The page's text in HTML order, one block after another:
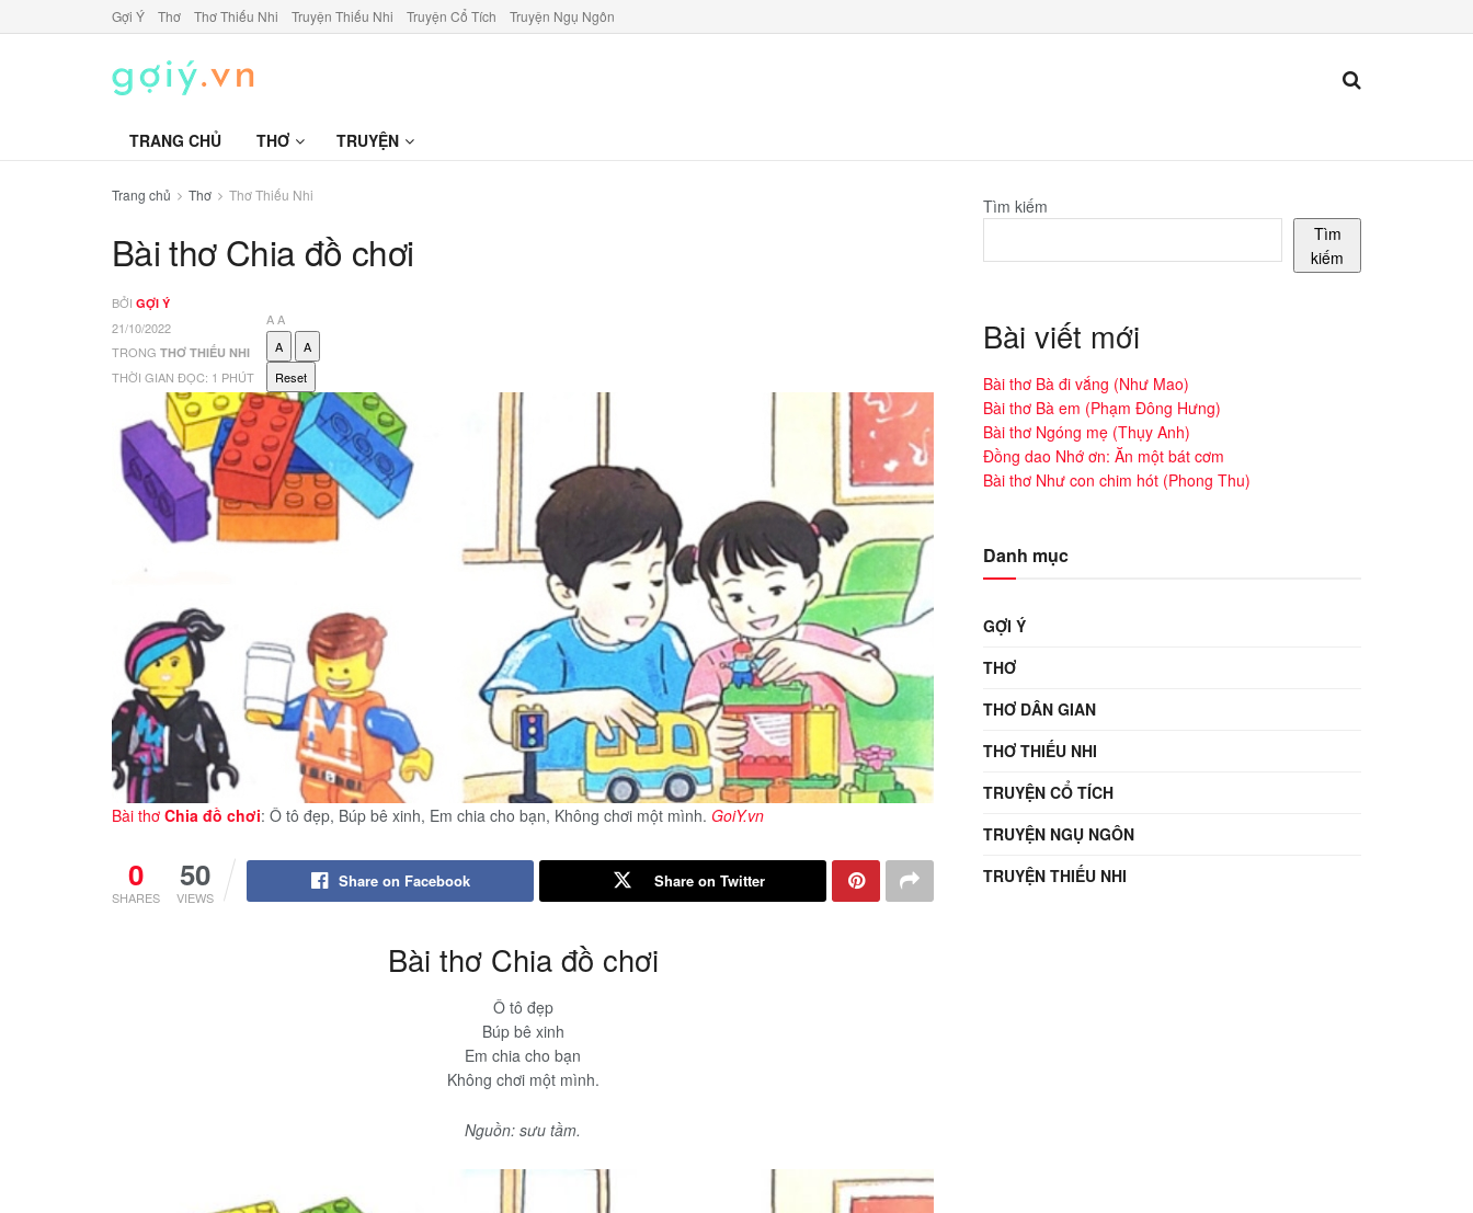
Gợi Ý Thơ Thơ Thiếu Nhi Truyện Thiếu Nhi Truyện Cổ Tích Truyện Ngụ Ngôn
TRANG CHỦ THƠ TRUYỆN
Trang chủ Thơ Thơ Thiếu Nhi
Bài thơ Chia đồ chơi
BỞI GỢI Ý
21/10/2022
TRONG THƠ THIẾU NHI
THỜI GIAN ĐỌC: 1 PHÚT
AA
A
A
Reset
Bài thơ Chia đồ chơi: Ô tô đẹp, Búp bê xinh, Em chia cho bạn, Không chơi một mình. GoiY.vn
0
SHARES
50
VIEWS
Share on Facebook Share on Twitter
Bài thơ Chia đồ chơi
Ô tô đẹp
Búp bê xinh
Em chia cho bạn
Không chơi một mình.
Nguồn: sưu tầm.
Tìm kiếm
Tìm
kiếm
Bài viết mới
Bài thơ Bà đi vắng (Như Mao)
Bài thơ Bà em (Phạm Đông Hưng)
Bài thơ Ngóng mẹ (Thụy Anh)
Đồng dao Nhớ ơn: Ăn một bát cơm
Bài thơ Như con chim hót (Phong Thu)
Danh mục
GỢI Ý
THƠ
THƠ DÂN GIAN
THƠ THIẾU NHI
TRUYỆN CỔ TÍCH
TRUYỆN NGỤ NGÔN
TRUYỆN THIẾU NHI